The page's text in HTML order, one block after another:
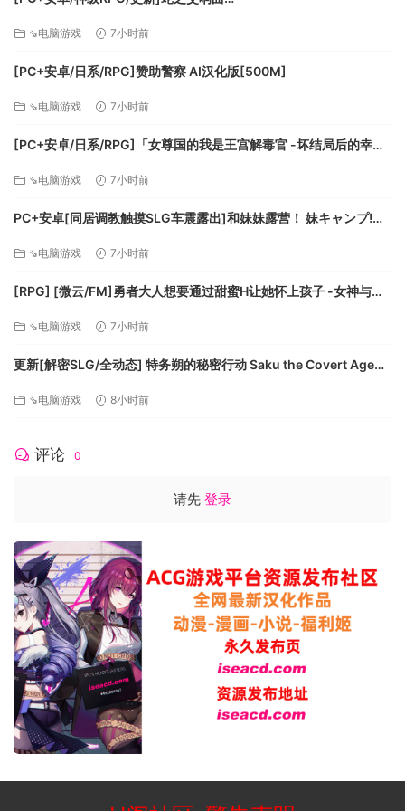
⇘电脑游戏 7小时前
[PC+安卓/日系/RPG]赞助警察 AI汉化版[500M]
⇘电脑游戏 7小时前
[PC+安卓/日系/RPG]「女尊国的我是王宫解毒官 -坏结局后的幸福
⇘电脑游戏 7小时前
PC+安卓[同居调教触摸SLG车震露出]和妹妹露营！ 妹キャンプ!
⇘电脑游戏 7小时前
[RPG] [微云/FM]勇者大人想要通过甜蜜H让她怀上孩子 -女神与淫
⇘电脑游戏 7小时前
更新[解密SLG/全动态] 特务朔的秘密行动 Saku the Covert Agent
⇘电脑游戏 8小时前
评论 0
请先 登录